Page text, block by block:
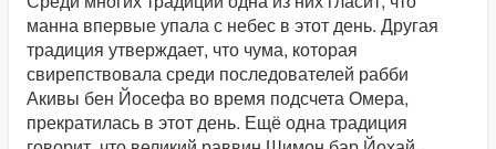
манна впервые упала с небес в этот день. Другая
традиция утверждает, что чума, которая
свирепствовала среди последователей рабби
Акивы бен Йосефа во время подсчета Омера,
прекратилась в этот день. Ещё одна традиция